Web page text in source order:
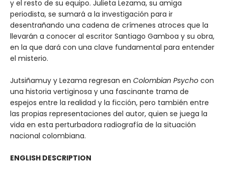
y el resto de su equipo. Julieta Lezama, su amiga
periodista, se sumará a la investigación para ir
desentrañando una cadena de crímenes atroces que la
llevarán a conocer al escritor Santiago Gamboa y su obra,
en la que dará con una clave fundamental para entender
el misterio.
Jutsiñamuy y Lezama regresan en Colombian Psycho con
una historia vertiginosa y una fascinante trama de
espejos entre la realidad y la ficción, pero también entre
las propias representaciones del autor, quien se juega la
vida en esta perturbadora radiografía de la situación
nacional colombiana.
ENGLISH DESCRIPTION